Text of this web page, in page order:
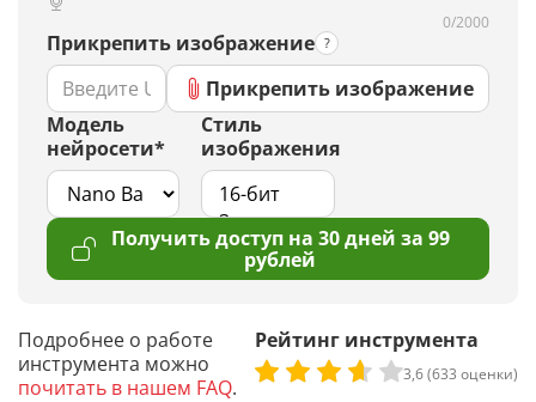
0/2000
Прикрепить изображение
Прикрепить изображение
Модель
нейросети*
Стиль
изображения
Получить доступ на 30 дней за 99
рублей
Подробнее о работе
инструмента можно
почитать в нашем FAQ.
Рейтинг инструмента
3,6 (633 оценки)